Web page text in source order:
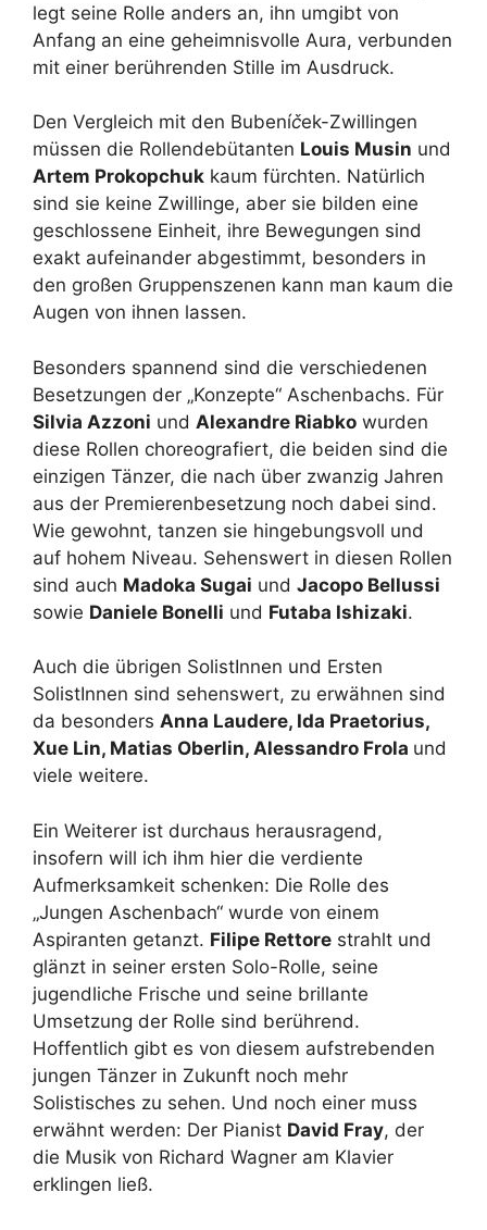
legt seine Rolle anders an, ihn umgibt von
Anfang an eine geheimnisvolle Aura, verbunden
mit einer berührenden Stille im Ausdruck.
Den Vergleich mit den Bubeníček-Zwillingen
müssen die Rollendebütanten Louis Musin und
Artem Prokopchuk kaum fürchten. Natürlich
sind sie keine Zwillinge, aber sie bilden eine
geschlossene Einheit, ihre Bewegungen sind
exakt aufeinander abgestimmt, besonders in
den großen Gruppenszenen kann man kaum die
Augen von ihnen lassen.
Besonders spannend sind die verschiedenen
Besetzungen der „Konzepte“ Aschenbachs. Für
Silvia Azzoni und Alexandre Riabko wurden
diese Rollen choreografiert, die beiden sind die
einzigen Tänzer, die nach über zwanzig Jahren
aus der Premierenbesetzung noch dabei sind.
Wie gewohnt, tanzen sie hingebungsvoll und
auf hohem Niveau. Sehenswert in diesen Rollen
sind auch Madoka Sugai und Jacopo Bellussi
sowie Daniele Bonelli und Futaba Ishizaki.
Auch die übrigen SolistInnen und Ersten
SolistInnen sind sehenswert, zu erwähnen sind
da besonders Anna Laudere, Ida Praetorius,
Xue Lin, Matias Oberlin, Alessandro Frola und
viele weitere.
Ein Weiterer ist durchaus herausragend,
insofern will ich ihm hier die verdiente
Aufmerksamkeit schenken: Die Rolle des
„Jungen Aschenbach“ wurde von einem
Aspiranten getanzt. Filipe Rettore strahlt und
glänzt in seiner ersten Solo-Rolle, seine
jugendliche Frische und seine brillante
Umsetzung der Rolle sind berührend.
Hoffentlich gibt es von diesem aufstrebenden
jungen Tänzer in Zukunft noch mehr
Solistisches zu sehen. Und noch einer muss
erwähnt werden: Der Pianist David Fray, der
die Musik von Richard Wagner am Klavier
erklingen ließ.